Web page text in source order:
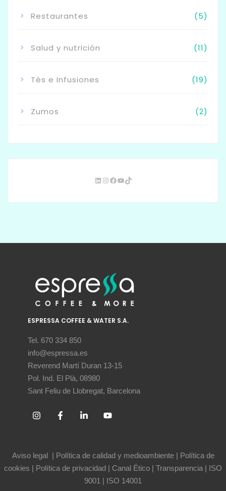
Restaurantes (5)
Salud y nutrición (11)
Tés e Infusiones (19)
Zumos (2)
ESPRESSA COFFEE & WATER S.A.
Tel. 670 334 850
info@espressa.es
Reverend Martí Duran 13-15
Pol. Ind. El Plà, 08980
Sant Feliu de Llobregat, Barcelona
Aviso legal | Política de calidad y medioambiente| Política de
cookies | Política de privacidad | Canal Ético | Transparencia | ISO
9001 | ISO 14001